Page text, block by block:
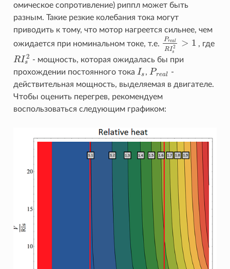
омическое сопротивление) риппл может быть
разным. Такие резкие колебания тока могут
приводить к тому, что мотор нагреется сильнее, чем
ожидается при номинальном токе, т.е.
Preal
RI 2
s
> 1
Prea RIs 2> 1
, где
RI 2
s
RIs2 - мощность, которая ожидалась бы при
прохождении постоянного тока Is
Is , Preal
Preal -
действительная мощность, выделяемая в двигателе.
Чтобы оценить перегрев, рекомендуем
воспользоваться следующим графиком: